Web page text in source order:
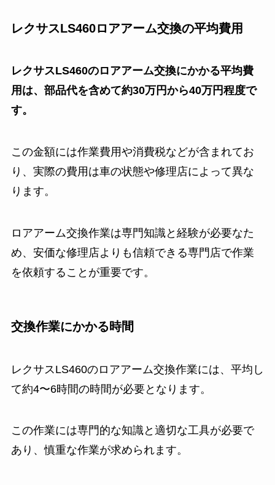
レクサスLS460ロアアーム交換の平均費用
レクサスLS460のロアアーム交換にかかる平均費
用は、部品代を含めて約30万円から40万円程度で
す。
この金額には作業費用や消費税などが含まれてお
り、実際の費用は車の状態や修理店によって異な
ります。
ロアアーム交換作業は専門知識と経験が必要なた
め、安価な修理店よりも信頼できる専門店で作業
を依頼することが重要です。
交換作業にかかる時間
レクサスLS460のロアアーム交換作業には、平均し
て約4〜6時間の時間が必要となります。
この作業には専門的な知識と適切な工具が必要で
あり、慎重な作業が求められます。